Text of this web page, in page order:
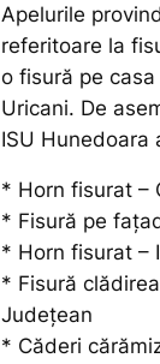
Apelurile
referitoare la
o fisură pe
Uricani. De
ISU Hunedoara
* Horn fisurat –
* Fisură pe
* Horn fisurat –
* Fisură
Județean
* Căderi